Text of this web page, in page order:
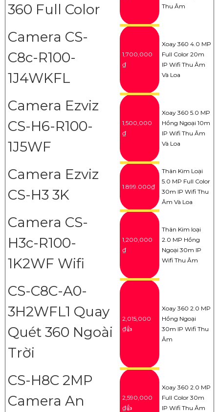
360 Full Color
Thu Âm
Camera CS-
C8c-R100-
1J4WKFL
1,700,000
₫
Xoay 360 4.0 MP
Full Color 20m
IP Wifi Thu Âm
Và Loa
Camera Ezviz
CS-H6-R100-
1J5WF
1,500,000
₫
Xoay 360 5.0 MP
Hồng Ngoại 10m
IP Wifi Thu Âm
Và Loa
Camera Ezviz
CS-H3 3K
1.899.000₫
Thân Kim Loại
5.0 MP Full Color
30m IP Wifi Thu
Âm Và Loa
Camera CS-
H3c-R100-
1K2WF Wifi
1,200,000
₫
Thân Kim loại
2.0 MP Hồng
Ngoại 30m IP
Wifi Thu Âm
CS-C8C-A0-
3H2WFL1 Quay
Quét 360 Ngoài
Trời
2,015,000
₫👍
Xoay 360 2.0 MP
Hồng Ngoại
30m IP Wifi Thu
Âm
CS-H8C 2MP
Camera An
2,590,000
₫👍
Xoay 360 2.0 MP
Full Color 30m
IP Wifi Thu Âm